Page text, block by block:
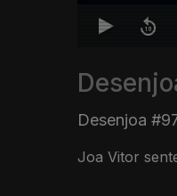
Desenjoa
Joa Vitor